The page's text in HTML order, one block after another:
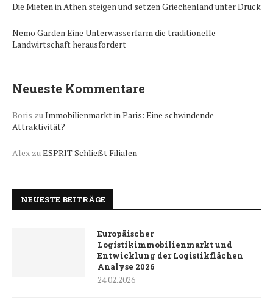
Die Mieten in Athen steigen und setzen Griechenland unter Druck
Nemo Garden Eine Unterwasserfarm die traditionelle
Landwirtschaft herausfordert
Neueste Kommentare
Boris zuImmobilienmarkt in Paris: Eine schwindende
Attraktivität?
Alex zuESPRIT Schließt Filialen
NEUESTE BEITRÄGE
Europäischer
Logistikimmobilienmarkt und
Entwicklung der Logistikflächen
Analyse 2026
24.02.2026